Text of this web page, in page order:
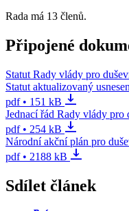
Rada má 13 členů.
Připojené
Statut Rady vlády pro
Statut aktualizovaný
pdf • 151 kB
Jednací řád Rady vlády pro
pdf • 254 kB
Národní akční plán pro
pdf • 2188 kB
Sdílet článek